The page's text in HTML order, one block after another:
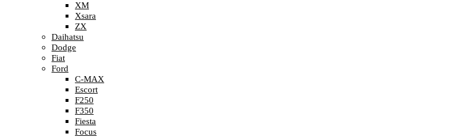
XM
Xsara
ZX
Daihatsu
Dodge
Fiat
Ford
C-MAX
Escort
F250
F350
Fiesta
Focus